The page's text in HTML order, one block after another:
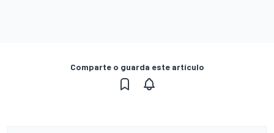
Comparte o guarda este artículo